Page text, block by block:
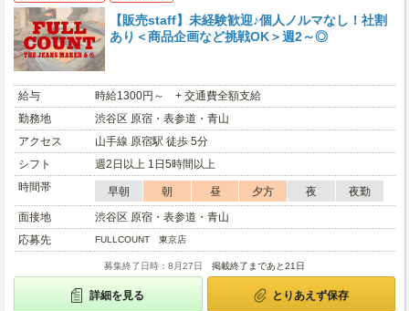
【販売staff】未経験歓迎♪個人ノルマなし！社割
あり＜商品企画など挑戦OK＞週2～◎
給与
時給1300円～ + 交通費全額支給
勤務地
渋谷区 原宿・表参道・青山
アクセス
山手線 原宿駅 徒歩 5分
シフト
週2日以上 1日5時間以上
時間帯
早朝 朝 昼 夕方 夜
夜勤
面接地
渋谷区 原宿・表参道・青山
応募先
FULLCOUNT 東京店
募集終了日時：8月27日 掲載終了まであと21日
詳細を見る とりあえず保存